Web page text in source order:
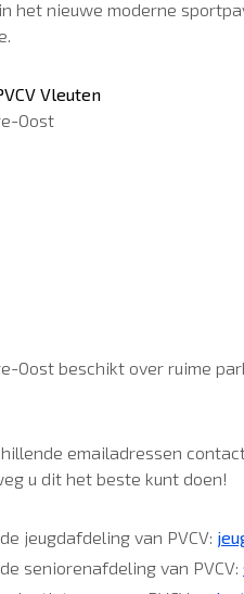
het nieuwe moderne
Vleuten
Oost
Oost beschikt over ruime
emailadressen
u dit het beste kunt doen!
jeugdafdeling van PVCV:
seniorenafdeling van PVCV: